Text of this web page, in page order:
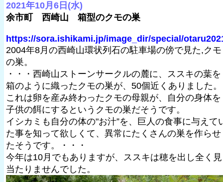
2021年10月6日(水)
余市町 西崎山 箱型のクモの巣
https://sora.ishikami.jp/image_dir/special/
2004年8月の西崎山環状列石の駐車場の傍で見た,クモ
の巣。
・・・西崎山ストーンサークルの麓に、ススキの葉を
箱のように織ったクモの巣が、50個近くありました。
これは卵を産み終わったクモの母親が、自分の身体を
子供の餌にするというクモの巣だそうです。
イシカミも自分の体の"お汁”を、巨人の食事に与えて
た事を知って欲しくて、異常にたくさんの巣を作らせ
たそうです。・・・
今年は10月でもありますが、ススキは穂を出し全く見
当たりませんでした。